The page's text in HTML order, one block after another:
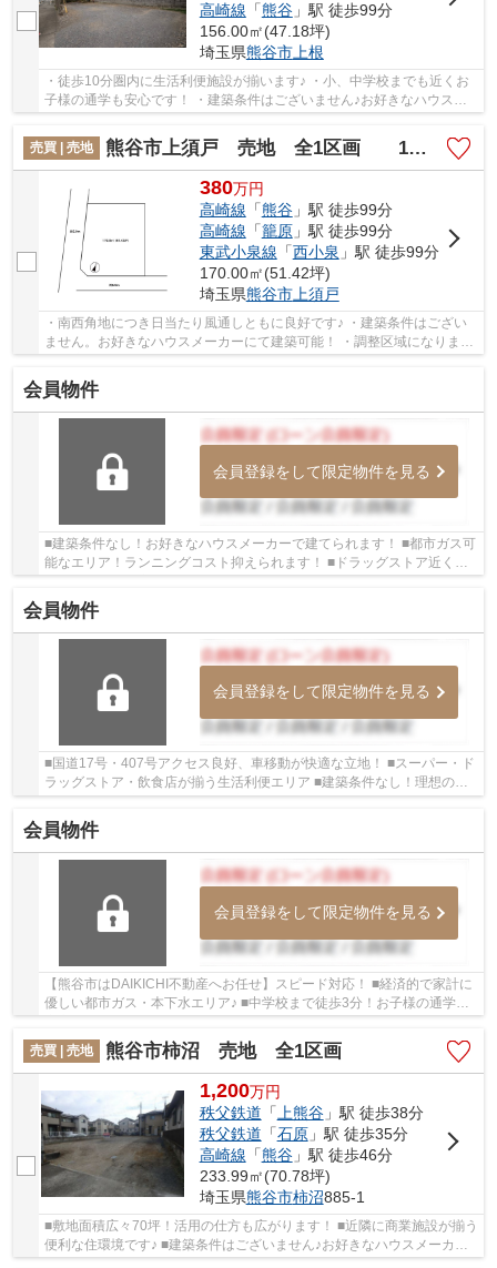
高崎線 「熊谷」駅 徒歩99分
156.00㎡(47.18坪)
埼玉県熊谷市上根
・徒歩10分圏内に生活利便施設が揃います♪ ・小、中学校までも近くお
子様の通学も安心です！ ・建築条件はございません♪お好きなハウスメ
売買 | 売地
熊谷市上須戸 売地 全1区画 1号地
380万円
高崎線 「熊谷」駅 徒歩99分
高崎線 「籠原」駅 徒歩99分
東武小泉線 「西小泉 」駅 徒歩99分
170.00㎡(51.42坪)
埼玉県熊谷市上須戸
・南西角地につき日当たり風通しともに良好です♪ ・建築条件はござい
ません。お好きなハウスメーカーにて建築可能！ ・調整区域になります
会員物件
会員登録をして限定物件を見る
■建築条件なし！お好きなハウスメーカーで建てられます！ ■都市ガス可
能なエリア！ランニングコスト抑えられます！ ■ドラッグストア近くで
買い物に便利な立地です！ いつでもお気軽に...
会員物件
会員登録をして限定物件を見る
■国道17号・407号アクセス良好、車移動が快適な立地！ ■スーパー・ド
ラッグストア・飲食店が揃う生活利便エリア ■建築条件なし！理想の住
まいを自由設計で叶える大型分譲地です！ い...
会員物件
会員登録をして限定物件を見る
【熊谷市はDAIKICHI不動産へお任せ】スピード対応！ ■経済的で家計に
優しい都市ガス・本下水エリア♪ ■中学校まで徒歩3分！お子様の通学も
売買 | 売地
熊谷市柿沼 売地 全1区画
1,200万円
秩父鉄道 「上熊谷」駅 徒歩38分
秩父鉄道 「石原」駅 徒歩35分
高崎線 「熊谷」駅 徒歩46分
233.99㎡(70.78坪)
埼玉県熊谷市柿沼885-1
■敷地面積広々70坪！活用の仕方も広がります！ ■近隣に商業施設が揃う
便利な住環境です♪ ■建築条件はございません♪お好きなハウスメーカー